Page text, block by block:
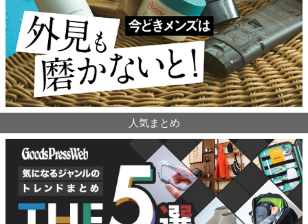
人気まとめ